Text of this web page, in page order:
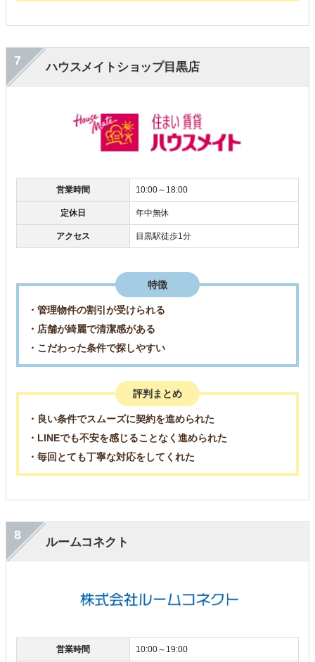
ハウスメイトショップ目黒店
7
営業時間 10:00～18:00
定休日 年中無休
アクセス 目黒駅徒歩1分
特徴
・管理物件の割引が受けられる
・店舗が綺麗で清潔感がある
・こだわった条件で探しやすい
評判まとめ
・良い条件でスムーズに契約を進められた
・LINEでも不安を感じることなく進められた
・毎回とても丁寧な対応をしてくれた
ルームコネクト
8
営業時間 10:00～19:00